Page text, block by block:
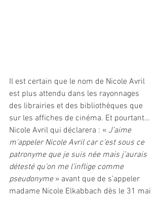
Il est certain que le nom de Nicole Avril
est plus attendu dans les rayonnages
des librairies et des bibliothèques que
sur les affiches de cinéma. Et pourtant…
Nicole Avril qui déclarera : « J’aime
m’appeler Nicole Avril car c’est sous ce
patronyme que je suis née mais j’aurais
détesté qu’on me l’inflige comme
pseudonyme » avant que de s’appeler
madame Nicole Elkabbach dès le 31 mai